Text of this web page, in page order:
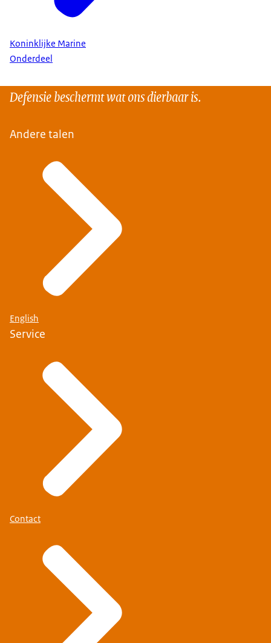
Koninklijke Marine
Onderdeel
Defensie beschermt wat ons dierbaar is.
Andere talen
English
Service
Contact